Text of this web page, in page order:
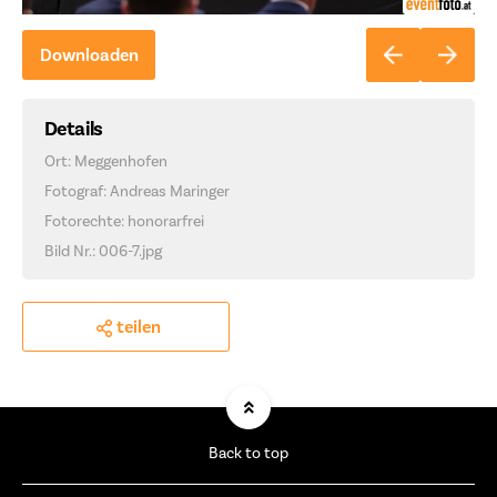
Downloaden
Details
Ort: Meggenhofen
Fotograf: Andreas Maringer
Fotorechte: honorarfrei
Bild Nr.: 006-7.jpg
teilen
Back to top